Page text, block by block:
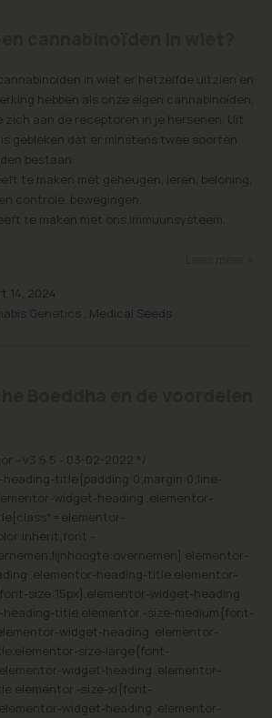
in wiet er hetzelfde uitzien en
hebben als onze eigen cannabinoïden,
zich aan de receptoren in je hersenen. Uit
gebleken dat er minstens twee soorten
bestaan.
te maken met geheugen, leren, beloning,
controle. bewegingen.
te maken met ons immuunsysteem.
14, 2024
Genetics
Medical Seeds
- v3.5.5 - 03-02-2022 */
heading-title{padding:0;margin:0;line-
widget-heading .elementor-
-
.elementor-heading-title.elementor-
size:15px}.elementor-widget-heading
heading-title.elementor -size-medium{font-
widget-heading .elementor-
size-large{font-
widget-heading .elementor-
-size-xl{font-
widget-heading .elementor-